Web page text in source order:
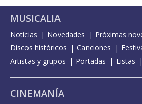
MUSICALIA
Noticias Novedades
Próximas
Discos históricos
Canciones
Artistas y grupos
Portadas Listas
CINEMANÍA